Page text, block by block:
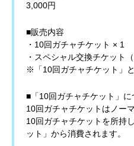
3,000円
■販売内容
・10回ガチャチケット × 1
・スペシャル交換チケット
※「10回ガチャチケット」
■「10回ガチャチケット」に
10回ガチャチケットはノー
10回ガチャチケットを所持
ット」から消費されます。